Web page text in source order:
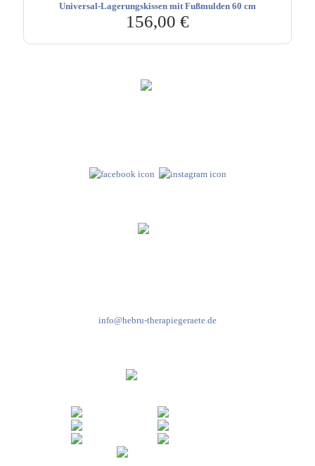
Universal-Lagerungskissen mit Fußmulden 60 cm
156,00 €
info@hebru-therapiegeraete.de